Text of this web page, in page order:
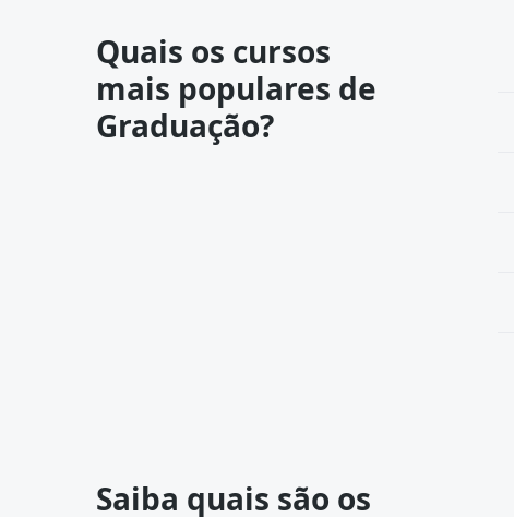
Quais os cursos
mais populares de
Graduação?
Saiba quais são os